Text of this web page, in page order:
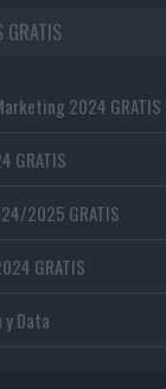
GRATIS
2024 GRATIS
GRATIS
2025 GRATIS
GRATIS
Data